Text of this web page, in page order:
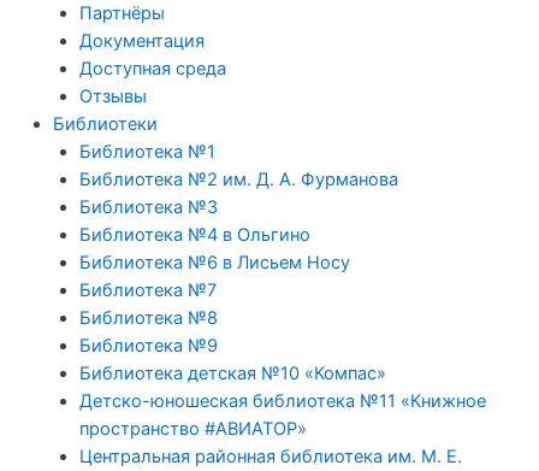
Партнёры
Документация
Доступная среда
Отзывы
Библиотеки
Библиотека №1
Библиотека №2 им. Д. А. Фурманова
Библиотека №3
Библиотека №4 в Ольгино
Библиотека №6 в Лисьем Носу
Библиотека №7
Библиотека №8
Библиотека №9
Библиотека детская №10 «Компас»
Детско-юношеская библиотека №11 «Книжное
пространство #АВИАТОР»
Центральная районная библиотека им. М. Е.